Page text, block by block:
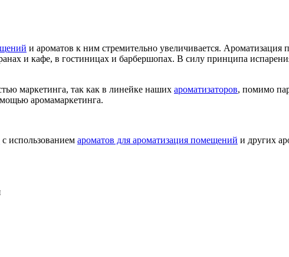
и ароматов к ним стремительно увеличивается. Ароматизация
и кафе, в гостиницах и барбершопах. В силу принципа
маркетинга, так как в линейке наших ароматизаторов, помимо
аромамаркетинга.
с использованием ароматов для ароматизация помещений и других